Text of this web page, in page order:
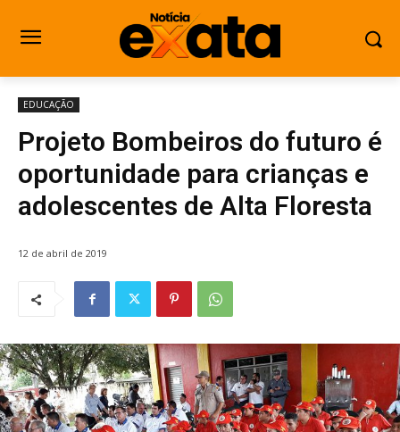
EDUCAÇÃO
Projeto Bombeiros do futuro é
oportunidade para crianças e
adolescentes de Alta Floresta
12 de abril de 2019